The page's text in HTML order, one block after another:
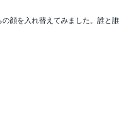
顔を入れ替えてみました。誰と誰